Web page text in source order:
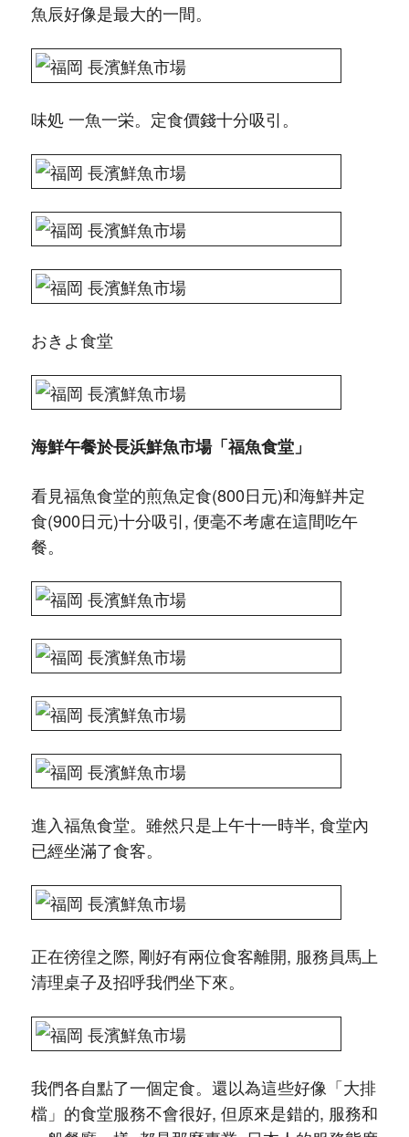
魚辰好像是最大的一間。
味処 一魚一栄。定食價錢十分吸引。
おきよ食堂
海鮮午餐於長浜鮮魚市場「福魚食堂」
看見福魚食堂的煎魚定食(800日元)和海鮮丼定
食(900日元)十分吸引, 便毫不考慮在這間吃午
餐。
進入福魚食堂。雖然只是上午十一時半, 食堂內
已經坐滿了食客。
正在徬徨之際, 剛好有兩位食客離開, 服務員馬上
清理桌子及招呼我們坐下來。
我們各自點了一個定食。還以為這些好像「大排
檔」的食堂服務不會很好, 但原來是錯的, 服務和